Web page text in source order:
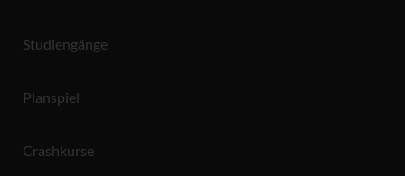
Studiengänge
Planspiel
Crashkurse